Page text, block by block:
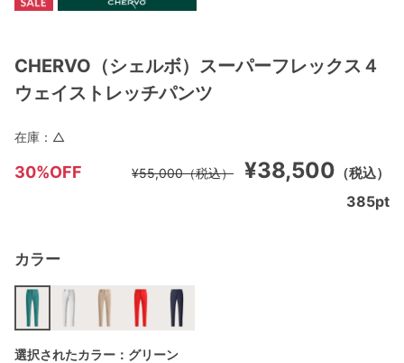
CHERVO（シェルボ）スーパーフレックス４
ウェイストレッチパンツ
30%OFF ¥38,500 （税込）
¥55,000（税込）
カラー
選択されたカラー：グリーン
在庫： △
385pt